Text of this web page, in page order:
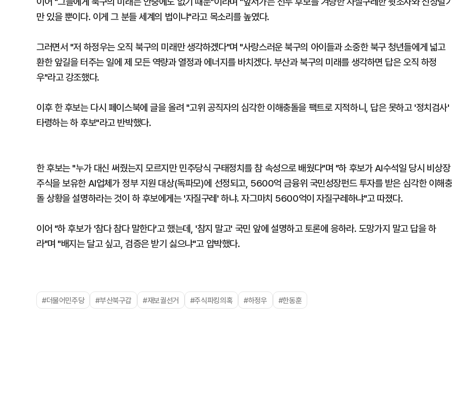
만 있을 뿐이다. 이게 그 분들 세계의 법이냐"라고 목소리를 높였다.
그러면서 "저 하정우는 오직 북구의 미래만 생각하겠다"며 "사랑스러운 북구의 아이들과 소중한 북구 청년들에게 넓고
환한 앞길을 터주는 일에 제 모든 역량과 열정과 에너지를 바치겠다. 부산과 북구의 미래를 생각하면 답은 오직 하정
우"라고 강조했다.
이후 한 후보는 다시 페이스북에 글을 올려 "고위 공직자의 심각한 이해충돌을 팩트로 지적하니, 답은 못하고 '정치검사'
타령하는 하 후보"라고 반박했다.
한 후보는 "누가 대신 써줬는지 모르지만 민주당식 구태정치를 참 속성으로 배웠다"며 "하 후보가 AI수석일 당시 비상장
주식을 보유한 AI업체가 정부 지원 대상(독파모)에 선정되고, 5600억 금융위 국민성장펀드 투자를 받은 심각한 이해충
돌 상황을 설명하라는 것이 하 후보에게는 '자질구레' 하냐. 자그마치 5600억이 자질구레하냐"고 따졌다.
이어 "하 후보가 '참다 참다 말한다'고 했는데, '참지 말고' 국민 앞에 설명하고 토론에 응하라. 도망가지 말고 답을 하
라"며 "배지는 달고 싶고, 검증은 받기 싫으냐"고 압박했다.
#더불어민주당 #부산북구갑 #재보궐선거 #주식파킹의혹 #하정우 #한동훈